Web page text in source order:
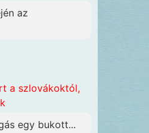
az
a szlovákoktól,
egy bukott...